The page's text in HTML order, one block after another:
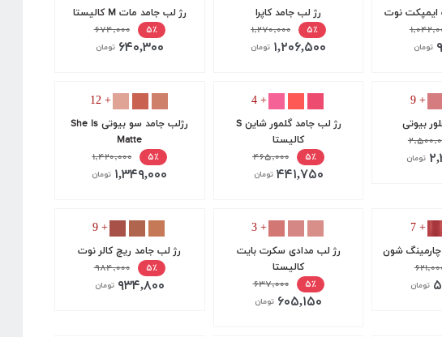
ایمپکت نوت
تومان
رژ لب جامد کاپرا
۵٪
۱,۲۷۰,۰۰۰
۱,۲۰۶,۵۰۰ تومان
‫رژ لب جامد مات M کالیستا
۵٪
۶۷۴,۰۰۰
۶۴۰,۳۰۰ تومان
+ 9
بیوتی
تومان
+ 4
‫رژ لب جامد گلمور شاین S
کالیستا
۵٪
۴۶۵,۰۰۰
۴۴۱,۷۵۰ تومان
+ 12
رژلب جامد سو بیوتی She Is
Matte
۵٪
۱,۴۲۰,۰۰۰
۱,۳۴۹,۰۰۰ تومان
+ 7
چارمینگ شون
تومان
+ 3
رژ لب مدادی سکرت بایت
کالیستا
۵٪
۶۳۷,۰۰۰
۶۰۵,۱۵۰ تومان
+ 9
رژ لب جامد ریچ کالر نوت
۵٪
۹۸۴,۰۰۰
۹۳۴,۸۰۰ تومان